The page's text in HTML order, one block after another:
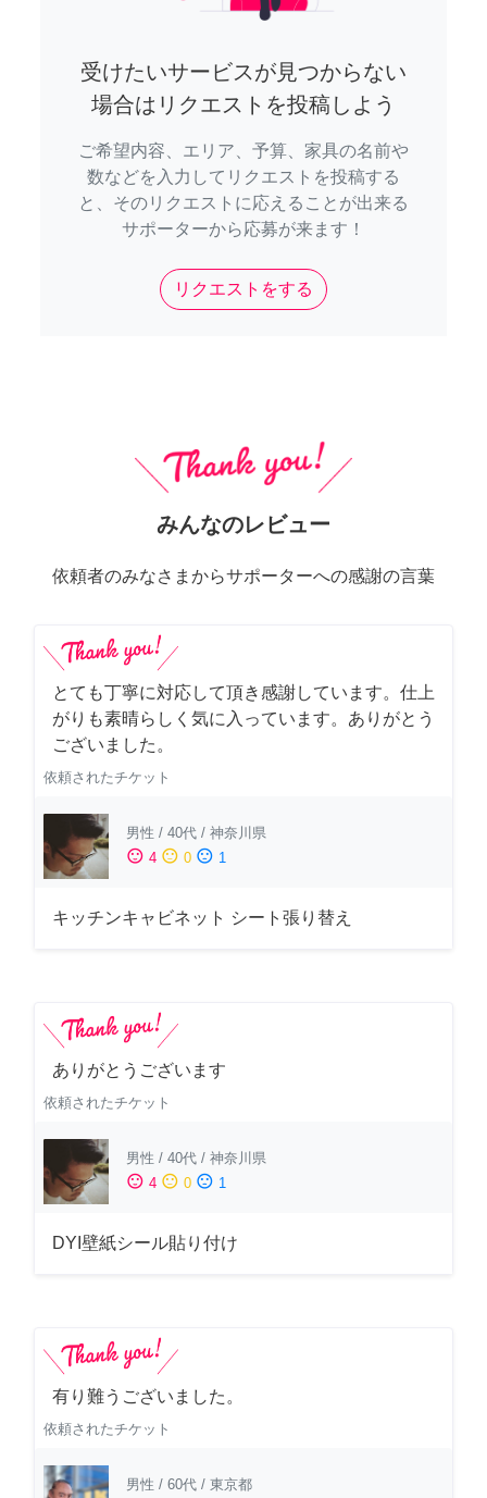
受けたいサービスが見つからない
場合はリクエストを投稿しよう
ご希望内容、エリア、予算、家具の名前や
数などを入力してリクエストを投稿する
と、そのリクエストに応えることが出来る
サポーターから応募が来ます！
リクエストをする
みんなのレビュー
依頼者のみなさまからサポーターへの感謝の言葉
とても丁寧に対応して頂き感謝しています。仕上
がりも素晴らしく気に入っています。ありがとう
ございました。
依頼されたチケット
男性 / 40代 / 神奈川県
sentiment_satisfied 4 sentiment_neutral 0 sentiment_dissatisfied 1
キッチンキャビネット シート張り替え
ありがとうございます
依頼されたチケット
男性 / 40代 / 神奈川県
sentiment_satisfied 4 sentiment_neutral 0 sentiment_dissatisfied 1
DYI壁紙シール貼り付け
有り難うございました。
依頼されたチケット
男性 / 60代 / 東京都